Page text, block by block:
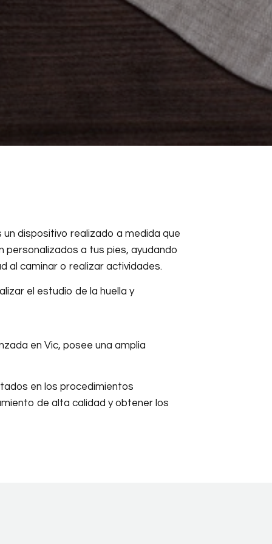
dispositivo realizado a medida que
a tus pies, ayudando
al caminar o realizar actividades.
el estudio de la huella y
en Vic, posee una amplia
en los procedimientos
de alta calidad y obtener los